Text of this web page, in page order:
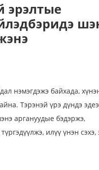
эрэлтые
нэмэгдэжэ байхада,
Тэрэнэй үрэ дүндэ
аргануудые бэдэржэ,
илүү үнэн сэхэ,